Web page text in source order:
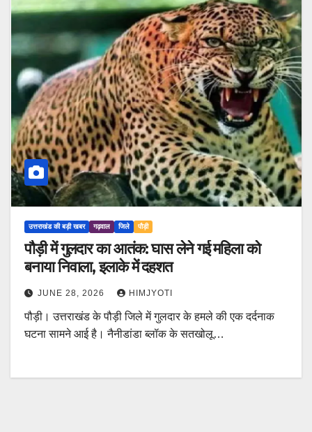
उत्तराखंड की बड़ी खबर गढ़वाल जिले पौड़ी
पौड़ी में गुलदार का आतंक: घास लेने गई महिला को
बनाया निवाला, इलाके में दहशत
JUNE 28, 2026 HIMJYOTI
पौड़ी। उत्तराखंड के पौड़ी जिले में गुलदार के हमले की एक दर्दनाक
घटना सामने आई है। नैनीडांडा ब्लॉक के सतखोलू…